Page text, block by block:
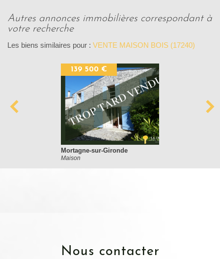
autres annonces immobilières correspondant à
votre recherche
Les biens similaires pour : VENTE MAISON BOIS (17240)
139 500 €
Mortagne-sur-Gironde
Maison
nous contacter